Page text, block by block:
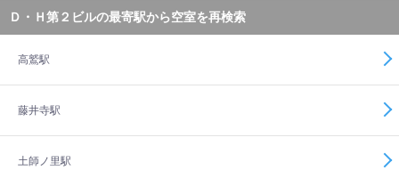
Ｄ・Ｈ第２ビルの最寄駅から空室を再検索
高鷲駅
藤井寺駅
土師ノ里駅